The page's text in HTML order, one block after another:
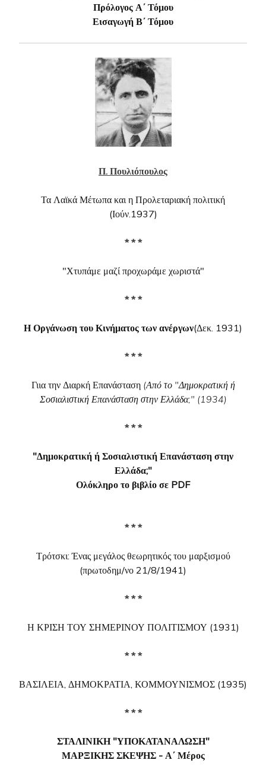
Πρόλογος Α΄ Τόμου
Εισαγωγή Β΄ Τόμου
Π. Πουλιόπουλος
Τα Λαϊκά Μέτωπα και η Προλεταριακή πολιτική
(Ιούν.1937)
* * *
"Χτυπάμε μαζί προχωράμε χωριστά"
* * *
Η Οργάνωση του Κινήματος των ανέργων(Δεκ. 1931)
* * *
Γιια την Διαρκή Επανάσταση(Από το "Δημοκρατική ή
Σοσιαλιστική Επανάσταση στην Ελλάδα;" (1934)
* * *
"Δημοκρατική ή Σοσιαλιστική Επανάσταση στην
Ελλάδα;"
Ολόκληρο το βιβλίο σε PDF
* * *
Τρότσκι: Ένας μεγάλος θεωρητικός του μαρξισμού
(πρωτοδημ/νο 21/8/1941)
* * *
Η ΚΡΙΣΗ ΤΟΥ ΣΗΜΕΡΙΝΟΥ ΠΟΛΙΤΙΣΜΟΥ (1931)
* * *
ΒΑΣΙΛΕΙΑ, ΔΗΜΟΚΡΑΤΙΑ, ΚΟΜΜΟΥΝΙΣΜΟΣ (1935)
* * *
ΣΤΑΛΙΝΙΚΗ "ΥΠΟΚΑΤΑΝΑΛΩΣΗ"
ΜΑΡΞΙΚΗΣ ΣΚΕΨΗΣ - Α΄ Μέρος